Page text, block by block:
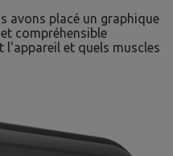
avons placé un graphique
compréhensible
et quels muscles